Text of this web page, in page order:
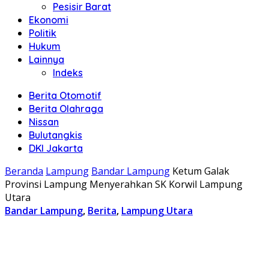
Pesisir Barat
Ekonomi
Politik
Hukum
Lainnya
Indeks
Berita Otomotif
Berita Olahraga
Nissan
Bulutangkis
DKI Jakarta
Beranda Lampung Bandar Lampung Ketum Galak
Provinsi Lampung Menyerahkan SK Korwil Lampung
Utara
Bandar Lampung, Berita, Lampung Utara